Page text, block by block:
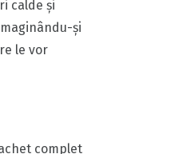
calde şi
şi
le vor
complet